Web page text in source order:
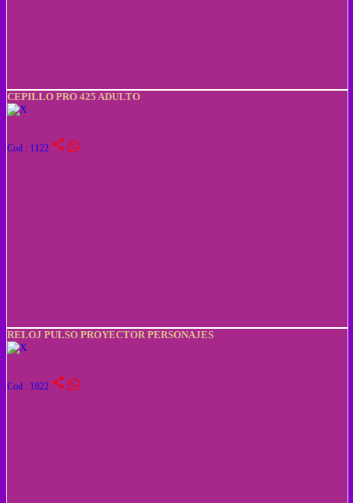
CEPILLO PRO 425 ADULTO
Cod : 1122 share
RELOJ PULSO PROYECTOR PERSONAJES
Cod : 1822 share